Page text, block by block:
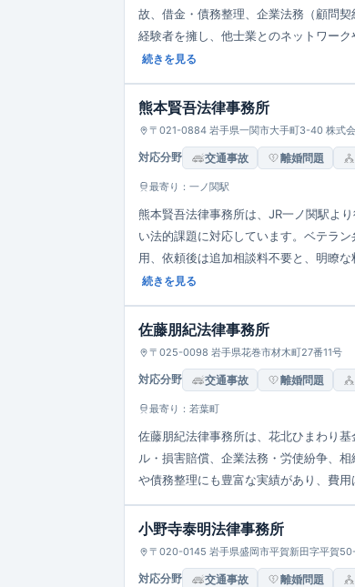
故、借金・債務整理、企業法務（顧問
経験者を擁し、他士業とのネットワー
速な共同対応体制を整えています。オ
続きを見る
熊本賢吾法律事務所
〒021-0884 岩手県一関市大手町3-40 株式
対応分野 交通事故 離婚問題
最寄り：一ノ関駅
熊本賢吾法律事務所は、JR一ノ関駅よ
い法的課題に対応しています。ベテラ
用、依頼後は追加相談料不要と、明瞭
「親身な姿勢」を重視する方針が評価さ
続きを見る
佐藤朋紀法律事務所
〒025-0098 岩手県花巻市材木町27番11号
対応分野 交通事故 離婚問題
最寄り：若葉町
佐藤朋紀法律事務所は、花北ひまわり
ル・損害賠償、企業法務・労使紛争、
や債務整理にも豊富な実績があり、費
小野寺泰明法律事務所
〒020-0145 岩手県盛岡市平賀新田字平賀
対応分野 交通事故 離婚問題